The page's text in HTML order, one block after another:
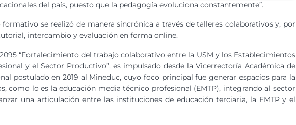
del país, puesto que la pedagogía evoluciona constantemente”.
se realizó de manera sincrónica a través de talleres colaborativos y, por
intercambio y evaluación en forma online.
“Fortalecimiento del trabajo colaborativo entre la USM y los Establecimientos
y el Sector Productivo”, es impulsado desde la Vicerrectoría Académica de
postulado en 2019 al Mineduc, cuyo foco principal fue generar espacios para la
como lo es la educación media técnico profesional (EMTP), integrando al sector
una articulación entre las instituciones de educación terciaria, la EMTP y el